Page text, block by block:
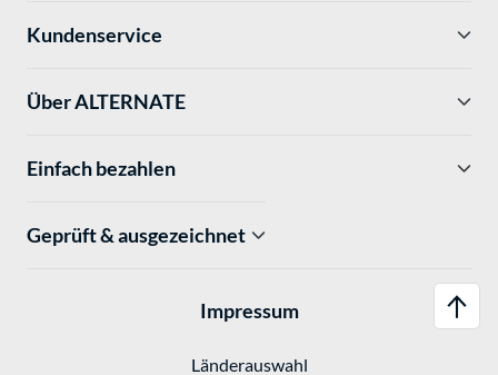
Kundenservice
Über ALTERNATE
Einfach bezahlen
Geprüft & ausgezeichnet
Impressum
Länderauswahl